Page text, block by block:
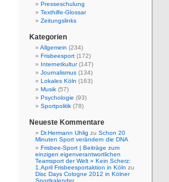
Presseschulung
Texthilfe-Glossar
Zeitungslinks
Kategorien
Allgemein (234)
Frisbeesport (172)
Internetkultur(147)
Journalismus (134)
Lokales Köln (163)
Musik (57)
Psychologie (93)
Sportpolitik (78)
Neueste Kommentare
Dr.Hermann Uhlig zu Schon 20
Minuten Sport verändern die DNA
Frisbee-Sport | Beiträge zum
einzigen eigenverantwortlichen
Teamsport der Welt » Kein Scherz:
1.April Frisbeesportaktion in Köln zu
Disc Days Cologne 2012 in Kölner
Sportkalender